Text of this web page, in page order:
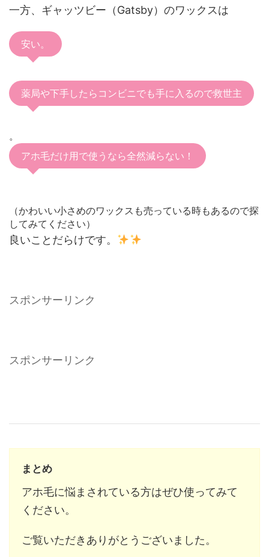
一方、ギャッツビー（Gatsby）のワックスは
安い。
薬局や下手したらコンビニでも手に入るので救世主
。
アホ毛だけ用で使うなら全然減らない！
（かわいい小さめのワックスも売っている時もあるので探
してみてください）
良いことだらけです。
スポンサーリンク
スポンサーリンク
まとめ
アホ毛に悩まされている方はぜひ使ってみて
ください。
ご覧いただきありがとうございました。